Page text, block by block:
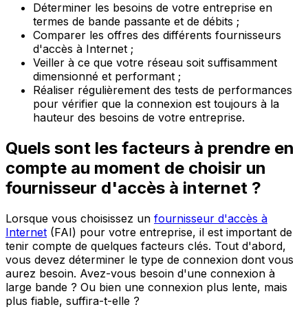
Déterminer les besoins de votre entreprise en
termes de bande passante et de débits ;
Comparer les offres des différents fournisseurs
d'accès à Internet ;
Veiller à ce que votre réseau soit suffisamment
dimensionné et performant ;
Réaliser régulièrement des tests de performances
pour vérifier que la connexion est toujours à la
hauteur des besoins de votre entreprise.
Quels sont les facteurs à prendre en
compte au moment de choisir un
fournisseur d'accès à internet ?
Lorsque vous choisissez un fournisseur d'accès à
Internet (FAI) pour votre entreprise, il est important de
tenir compte de quelques facteurs clés. Tout d'abord,
vous devez déterminer le type de connexion dont vous
aurez besoin. Avez-vous besoin d'une connexion à
large bande ? Ou bien une connexion plus lente, mais
plus fiable, suffira-t-elle ?